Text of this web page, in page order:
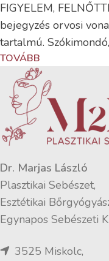
FIGYELEM,
bejegyzés orvosi
tartalmú.
TOVÁBB
Dr. Marjas László
Plasztikai Sebészet,
Esztétikai
Egynapos Sebészeti
3525 Miskolc,